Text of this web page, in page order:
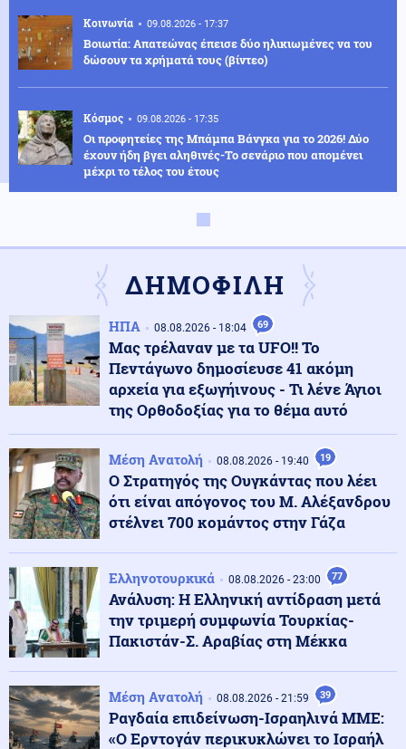
Κοινωνία 09.08.2026 - 17:37
Βοιωτία: Απατεώνας έπεισε δύο ηλικιωμένες να του
δώσουν τα χρήματά τους (βίντεο)
Κόσμος 09.08.2026 - 17:35
Οι προφητείες της Μπάμπα Βάνγκα για το 2026! Δύο
έχουν ήδη βγει αληθινές-Το σενάριο που απομένει
μέχρι το τέλος του έτους
Κόσμος
Ζελένσκι: Η Ρωσία αναπτύσσει 50.000 Βορειοκορεατές
στρατιώτες
Υγεία 09.08.2026 - 17:01
Κολύμπι μετά το φαγητό: Αλήθεια ή μύθος ο κίνδυνος
πνιγμού;
09.08.2026 - 17:00
ΒΟΜΒΑ ΑΠΟ ΖΕΜΕΝΙΔΗ! «Οι ΗΠΑ δεν θα δώσουν τα F-
35 στην Τουρκία λόγω της Κίνας»
Κόσμος 09.08.2026 - 16:48
Ιταλία: Αρχαίο ρωμαϊκό ναυάγιο ανακαλύφθηκε
ανοιχτά των ακτών της Σικελίας (βίντεο)
Κόσμος 09.08.2026 - 16:33
Μυστήριο στο Ιράν: Αχρονολόγητο βίντεο φέρεται να
δείχνει τον Χαμενεΐ ζωντανό
ΔΗΜΟΦΙΛΗ
ΗΠΑ 08.08.2026 - 18:04 69
Μας τρέλαναν με τα UFO!! Το
Πεντάγωνο δημοσίευσε 41 ακόμη
αρχεία για εξωγήινους - Τι λένε Άγιοι
της Ορθοδοξίας για το θέμα αυτό
Μέση Ανατολή 08.08.2026 - 19:40 19
Ο Στρατηγός της Ουγκάντας που λέει
ότι είναι απόγονος του Μ. Αλέξανδρου
στέλνει 700 κομάντος στην Γάζα
Ελληνοτουρκικά 08.08.2026 - 23:00 77
Ανάλυση: Η Ελληνική αντίδραση μετά
την τριμερή συμφωνία Τουρκίας-
Πακιστάν-Σ. Αραβίας στη Μέκκα
Μέση Ανατολή 08.08.2026 - 21:59 39
Ραγδαία επιδείνωση-Ισραηλινά ΜΜΕ:
«Ο Ερντογάν περικυκλώνει το Ισραήλ